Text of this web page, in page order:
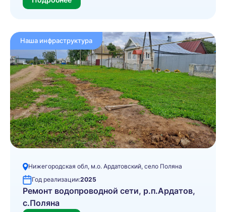
Наша инфраструктура
Нижегородская обл, м.о. Ардатовский, село Поляна
Год реализации:2025
Ремонт водопроводной сети, р.п.Ардатов,
с.Поляна